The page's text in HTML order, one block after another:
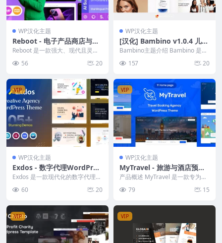
WP汉化主题
Reboot - 电子产品商店与设
备维修 WordPress 主题
Reboot 是一款强大、现代且灵活
Press...
56 20
WP汉化主题
[汉化] Bambino v1.0.4 儿童
和婴儿护理 WordPress 主题
Bambino主题介绍 Bambino 是一
r... 157 20
VIP
WP汉化主题
Exdos - 数字代理WordPres
s主题
Exdos 是一款现代化的数字代理W
业网站...
60 20
VIP
WP汉化主题
MyTravel - 旅游与酒店预订
WooCommerce 主题，轻松
管理您的旅行业务
产品概述 MyTravel 是一款专为旅
e... 79 15
VIP VIP